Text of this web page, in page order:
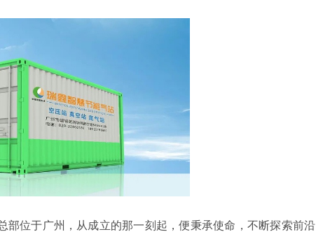
部位于广州，从成立的那一刻起，便秉承使命，不断探索前沿